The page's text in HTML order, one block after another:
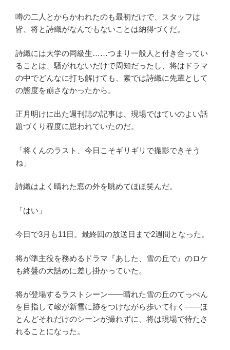
噂の二人とからかわれたのも最初だけで、スタッフは
皆、将と詩織がなんでもないことは納得づくだ。
詩織には大学の同級生……つまり一般人と付き合ってい
ることは、騒がれないだけで周知だったし、将はドラマ
の中でどんなに打ち解けても、素では詩織に先輩として
の態度を崩さなかったから。
正月明けに出た週刊誌の記事は、現場ではていのよい話
題づくり程度に思われていたのだ。
「将くんのラスト、今日こそギリギリで撮影できそう
ね」
詩織はよく晴れた窓の外を眺めてほほ笑んだ。
「はい」
今日で3月も11日。最終回の放送日まで2週間となった。
将が準主役を務めるドラマ『あした、雪の丘で』のロケ
も終盤の大詰めに差し掛かっていた。
将が登場するラストシーン――晴れた雪の丘のてっぺん
を目指して峻が新雪に跡をつけながら歩いて行く――ほ
とんどそれだけのシーンが撮れずに、将は現場で待たさ
れることになった。